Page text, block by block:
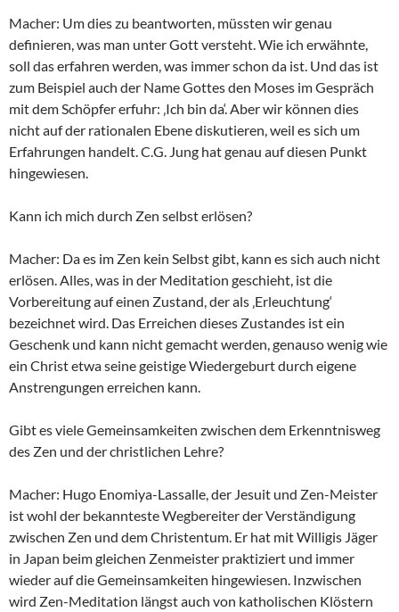
Macher: Um dies zu beantworten, müssten wir genau
definieren, was man unter Gott versteht. Wie ich erwähnte,
soll das erfahren werden, was immer schon da ist. Und das ist
zum Beispiel auch der Name Gottes den Moses im Gespräch
mit dem Schöpfer erfuhr: ‚Ich bin da‘. Aber wir können dies
nicht auf der rationalen Ebene diskutieren, weil es sich um
Erfahrungen handelt. C.G. Jung hat genau auf diesen Punkt
hingewiesen.
Kann ich mich durch Zen selbst erlösen?
Macher: Da es im Zen kein Selbst gibt, kann es sich auch nicht
erlösen. Alles, was in der Meditation geschieht, ist die
Vorbereitung auf einen Zustand, der als ‚Erleuchtung‘
bezeichnet wird. Das Erreichen dieses Zustandes ist ein
Geschenk und kann nicht gemacht werden, genauso wenig wie
ein Christ etwa seine geistige Wiedergeburt durch eigene
Anstrengungen erreichen kann.
Gibt es viele Gemeinsamkeiten zwischen dem Erkenntnisweg
des Zen und der christlichen Lehre?
Macher: Hugo Enomiya-Lassalle, der Jesuit und Zen-Meister
ist wohl der bekannteste Wegbereiter der Verständigung
zwischen Zen und dem Christentum. Er hat mit Willigis Jäger
in Japan beim gleichen Zenmeister praktiziert und immer
wieder auf die Gemeinsamkeiten hingewiesen. Inzwischen
wird Zen-Meditation längst auch von katholischen Klöstern